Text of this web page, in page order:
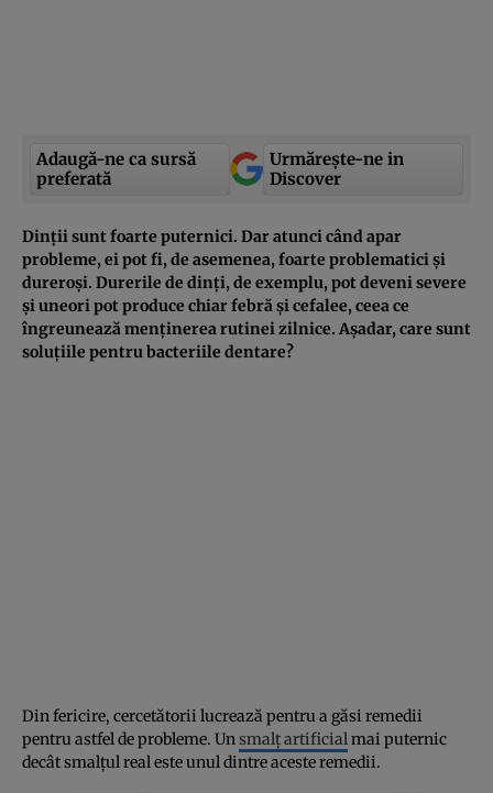
Adaugă-ne ca sursă
preferată
Urmărește-ne in
Discover
Dinții sunt foarte puternici. Dar atunci când apar
probleme, ei pot fi, de asemenea, foarte problematici și
dureroși. Durerile de dinți, de exemplu, pot deveni severe
și uneori pot produce chiar febră și cefalee, ceea ce
îngreunează menținerea rutinei zilnice. Așadar, care sunt
soluțiile pentru bacteriile dentare?
Din fericire, cercetătorii lucrează pentru a găsi remedii
pentru astfel de probleme. Unsmalț artificialmai puternic
decât smalțul real este unul dintre aceste remedii.